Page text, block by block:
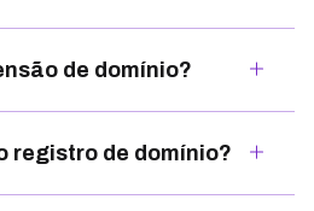
de domínio?
registro de domínio?